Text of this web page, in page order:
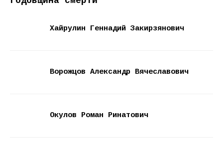
Хайрулин Геннадий Закирзянович
Ворожцов Александр Вячеславович
Окулов Роман Ринатович